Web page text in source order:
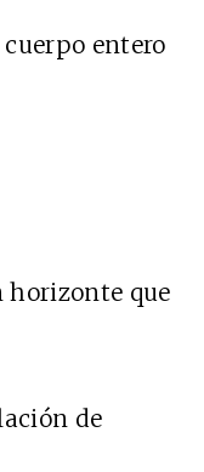
entero
horizonte que
de